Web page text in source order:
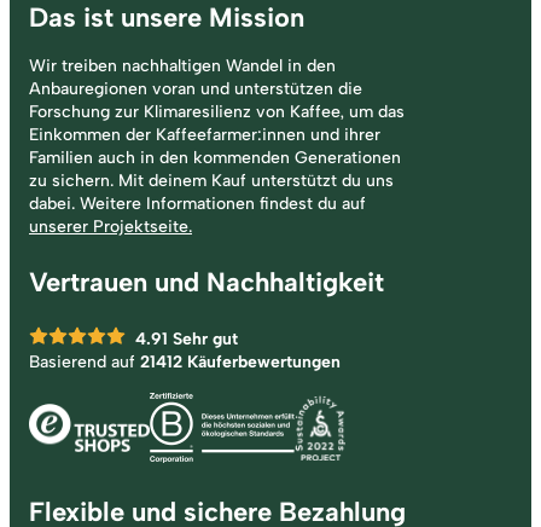
Das ist unsere Mission
Wir treiben nachhaltigen Wandel in den
Anbauregionen voran und unterstützen die
Forschung zur Klimaresilienz von Kaffee, um das
Einkommen der Kaffeefarmer:innen und ihrer
Familien auch in den kommenden Generationen
zu sichern. Mit deinem Kauf unterstützt du uns
dabei. Weitere Informationen findest du auf
unserer Projektseite.
Vertrauen und Nachhaltigkeit
4.91 Sehr gut
Basierend auf 21412 Käuferbewertungen
Flexible und sichere Bezahlung